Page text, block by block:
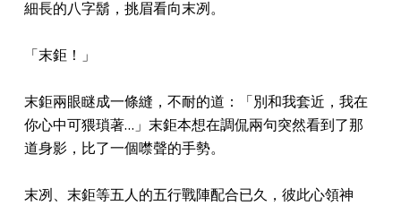
細長的八字鬍，挑眉看向末冽。
「末鉅！」
末鉅兩眼瞇成一條縫，不耐的道：「別和我套近，我在
你心中可猥瑣著…」末鉅本想在調侃兩句突然看到了那
道身影，比了一個噤聲的手勢。
末冽、末鉅等五人的五行戰陣配合已久，彼此心領神